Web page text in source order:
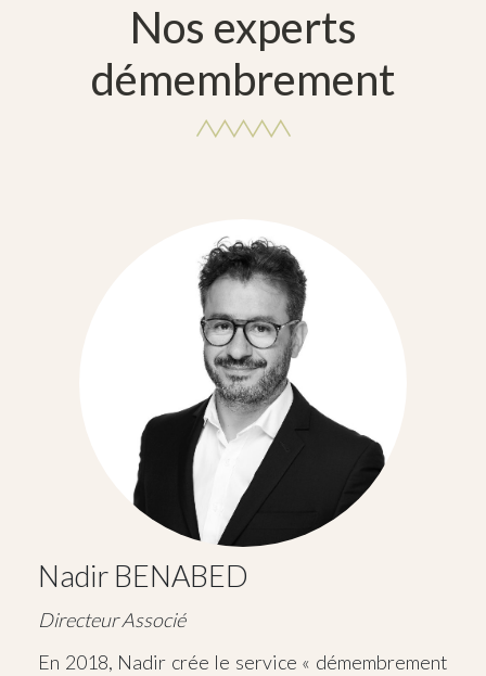
Nos experts
démembrement
Nadir BENABED
Directeur Associé
En 2018, Nadir crée le service « démembrement